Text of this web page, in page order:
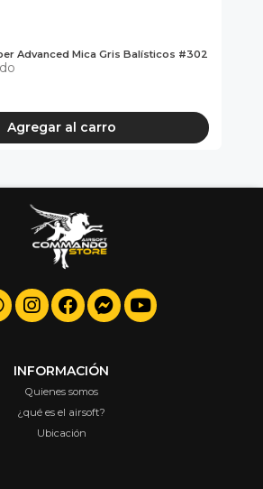
Advanced Mica Gris Balísticos #302
Agregar al carro
INFORMACIÓN
Quienes somos
¿qué es el airsoft?
Ubicación